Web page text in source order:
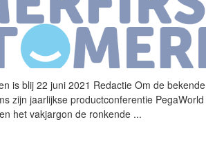
is blij 22 juni 2021 Redactie Om de bekende
zijn jaarlijkse productconferentie PegaWorld
het vakjargon de ronkende ...